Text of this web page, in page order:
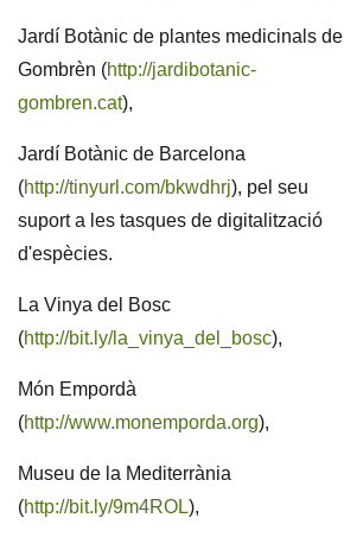
Jardí Botànic de plantes medicinals de
Gombrèn (http://jardibotanic-
gombren.cat),
Jardí Botànic de Barcelona
(http://tinyurl.com/bkwdhrj), pel seu
suport a les tasques de digitalització
d'espècies.
La Vinya del Bosc
(http://bit.ly/la_vinya_del_bosc),
Món Empordà
(http://www.monemporda.org),
Museu de la Mediterrània
(http://bit.ly/9m4ROL),